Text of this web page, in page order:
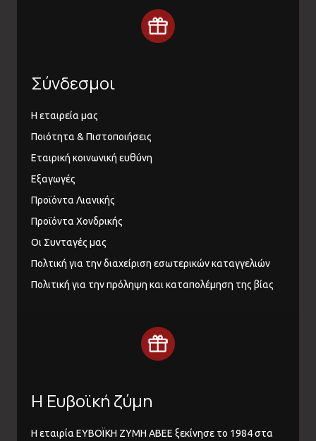
Σύνδεσμοι
Η εταιρεία μας
Ποιότητα & Πιστοποιήσεις
Εταιρική κοινωνική ευθύνη
Εξαγωγές
Προϊόντα Λιανικής
Προϊόντα Χονδρικής
Οι Συνταγές μας
Πολτική για την διαχείριση εσωτερικών καταγγελιών
Πολιτική για την πρόληψη και καταπολέμηση της βίας
Η Ευβοϊκή ζύμη
Η εταιρία ΕΥΒΟΪΚΗ ΖΥΜΗ ΑΒΕΕ ξεκίνησε το 1984 στα